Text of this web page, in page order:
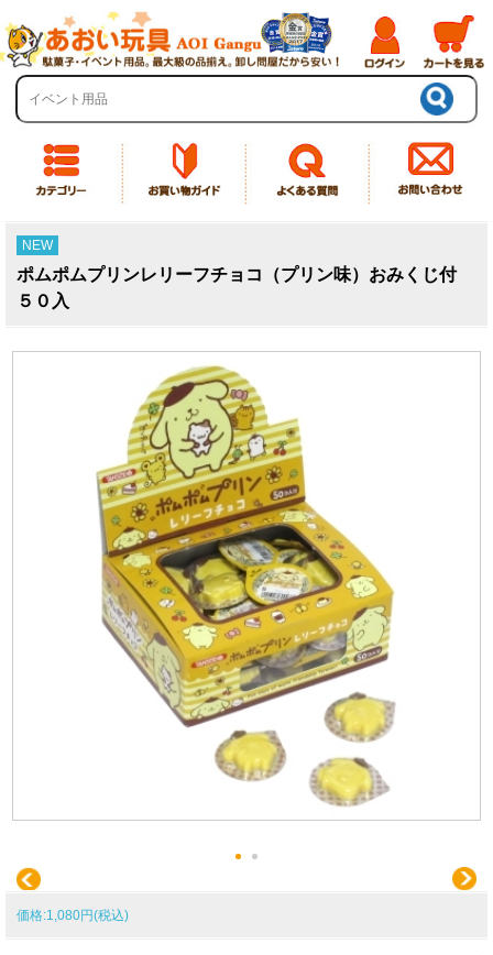
NEW
ポムポムプリンレリーフチョコ（プリン味）おみくじ付
５０入
価格:1,080円(税込)